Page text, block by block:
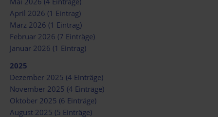
April 2026 (1 Eintrag)
März 2026 (1 Eintrag)
Februar 2026 (7 Einträge)
Januar 2026 (1 Eintrag)
2025
Dezember 2025 (4 Einträge)
November 2025 (4 Einträge)
Oktober 2025 (6 Einträge)
August 2025 (5 Einträge)